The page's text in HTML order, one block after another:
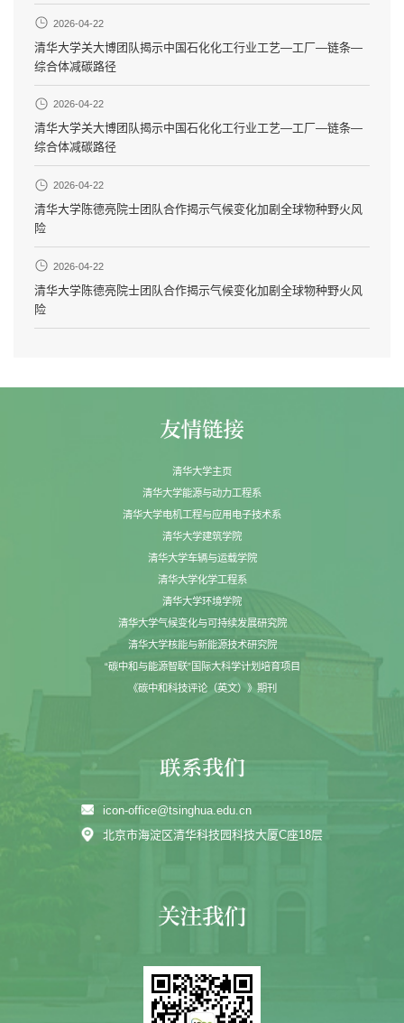
2026-04-22
清华大学关大博团队揭示中国石化化工行业工艺—工厂—链条—
综合体减碳路径
2026-04-22
清华大学关大博团队揭示中国石化化工行业工艺—工厂—链条—
综合体减碳路径
2026-04-22
清华大学陈德亮院士团队合作揭示气候变化加剧全球物种野火风
险
2026-04-22
清华大学陈德亮院士团队合作揭示气候变化加剧全球物种野火风
险
清华大学主页
清华大学能源与动力工程系
清华大学电机工程与应用电子技术系
清华大学建筑学院
清华大学车辆与运载学院
清华大学化学工程系
清华大学环境学院
清华大学气候变化与可持续发展研究院
清华大学核能与新能源技术研究院
“碳中和与能源智联”国际大科学计划培育项目
《碳中和科技评论（英文）》期刊
icon-office@tsinghua.edu.cn
北京市海淀区清华科技园科技大厦C座18层